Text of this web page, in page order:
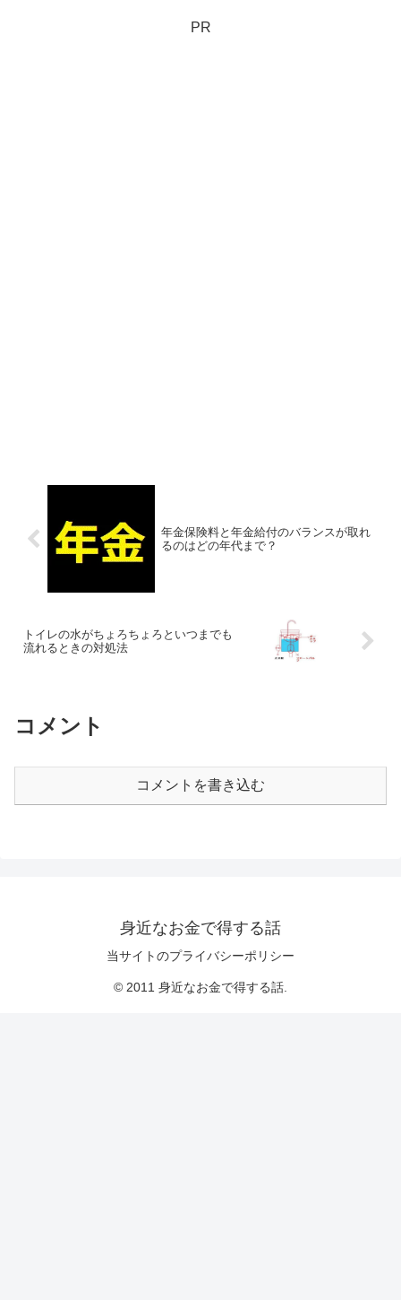
PR
年金保険料と年金給付のバランスが取れ
るのはどの年代まで？
トイレの水がちょろちょろといつまでも
流れるときの対処法
コメント
コメントを書き込む
身近なお金で得する話
当サイトのプライバシーポリシー
© 2011 身近なお金で得する話.